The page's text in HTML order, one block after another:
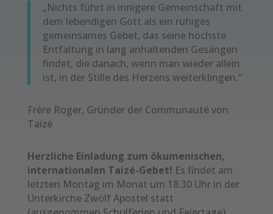
„Nichts führt in innigere Gemeinschaft mit
dem lebendigen Gott als ein ruhiges
gemeinsames Gebet, das seine höchste
Entfaltung in lang anhaltenden Gesängen
findet, die danach, wenn man wieder allein
ist, in der Stille des Herzens weiterklingen.“
Frère Roger, Gründer der Communauté von
Taizé
Herzliche Einladung zum ökumenischen,
internationalen Taizé-Gebet! Es findet am
letzten Montag im Monat um 18.30 Uhr in der
Unterkirche Zwölf Apostel statt